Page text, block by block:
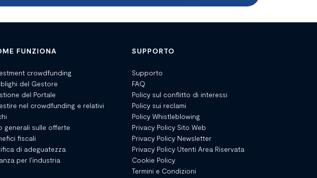
FUNZIONA
crowdfunding
del Gestore
del Portale
nel crowdfunding e relativi
generali sulle offerte
fiscali
di adeguatezza
per l'industria
SUPPORTO
Supporto
FAQ
Policy sul conflitto di interessi
Policy sui reclami
Policy Whistleblowing
Privacy Policy Sito Web
Privacy Policy Newsletter
Privacy Policy Utenti Area Riservata
Cookie Policy
Termini e Condizioni